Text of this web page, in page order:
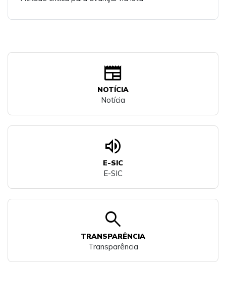
newspaper
NOTÍCIA
Notícia
volume_up
E-SIC
E-SIC
search
TRANSPARÊNCIA
Transparência